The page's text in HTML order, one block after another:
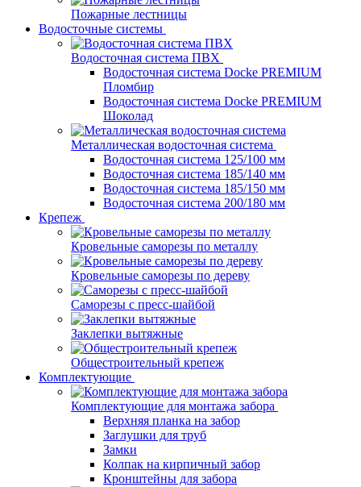
Пожарные лестницы
Водосточные системы
Водосточная система ПВХ
Водосточная система Docke PREMIUM
Пломбир
Водосточная система Docke PREMIUM
Шоколад
Металлическая водосточная система
Водосточная система 125/100 мм
Водосточная система 185/140 мм
Водосточная система 185/150 мм
Водосточная система 200/180 мм
Крепеж
Кровельные саморезы по металлу
Кровельные саморезы по дереву
Саморезы с пресс-шайбой
Заклепки вытяжные
Общестроительный крепеж
Комплектующие
Комплектующие для монтажа забора
Верхняя планка на забор
Заглушки для труб
Замки
Колпак на кирпичный забор
Кронштейны для забора